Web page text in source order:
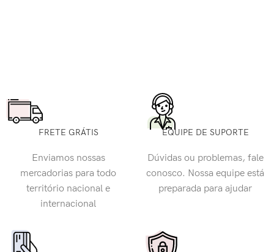
FRETE GRÁTIS
Enviamos nossas
mercadorias para todo
território nacional e
internacional
EQUIPE DE SUPORTE
Dúvidas ou problemas, fale
conosco. Nossa equipe está
preparada para ajudar